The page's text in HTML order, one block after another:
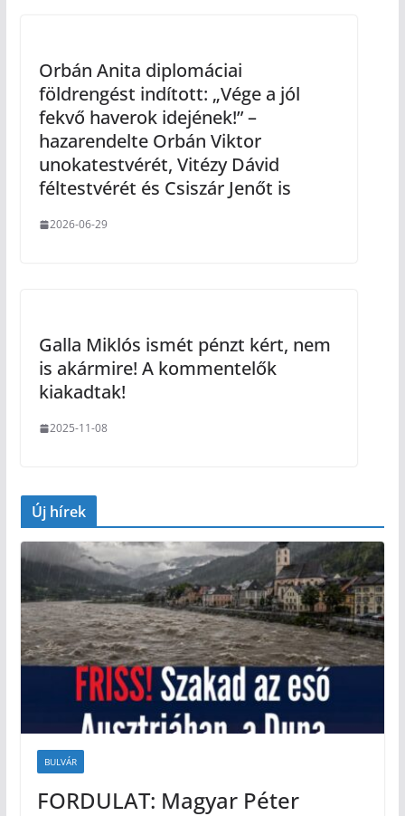
Orbán Anita diplomáciai
földrengést indított: „Vége a jól
fekvő haverok idejének!” –
hazarendelte Orbán Viktor
unokatestvérét, Vitézy Dávid
féltestvérét és Csiszár Jenőt is
2026-06-29
Galla Miklós ismét pénzt kért, nem
is akármire! A kommentelők
kiakadtak!
2025-11-08
Új hírek
BULVÁR
FORDULAT: Magyar Péter